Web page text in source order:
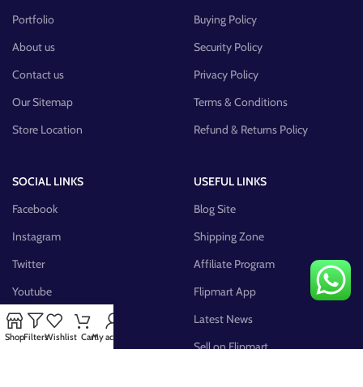
Portfolio
About us
Contact us
Our Sitemap
Store Location
Buying Policy
Security Policy
Privacy Policy
Terms & Conditions
Refund & Returns Policy
SOCIAL LINKS
Facebook
Instagram
Twitter
Youtube
Pinterest
FB Group
USEFUL LINKS
Blog Site
Shipping Zone
Affiliate Program
Flipmart App
Latest News
Sell on Flipmart
ShopFiltersWishlist CartMy account